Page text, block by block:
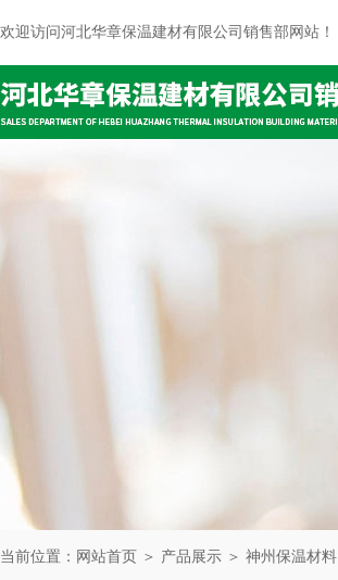
欢迎访问河北华章保温建材有限公司销售部网站！
当前位置： 网站首页 ＞ 产品展示 ＞ 神州保温材料